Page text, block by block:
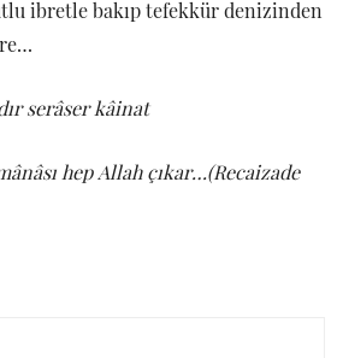
ibretle bakıp tefekkür denizinden
serâser kâinat
hep Allah çıkar…(Recaizade